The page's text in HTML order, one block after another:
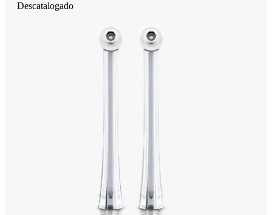
Descatalogado